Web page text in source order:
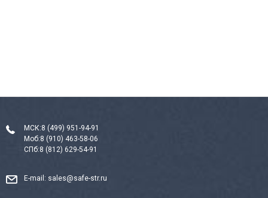
МСК:8 (499) 951-94-91
Моб:8 (910) 463-58-06
СПб:8 (812) 629-54-91
E-mail: sales@safe-str.ru